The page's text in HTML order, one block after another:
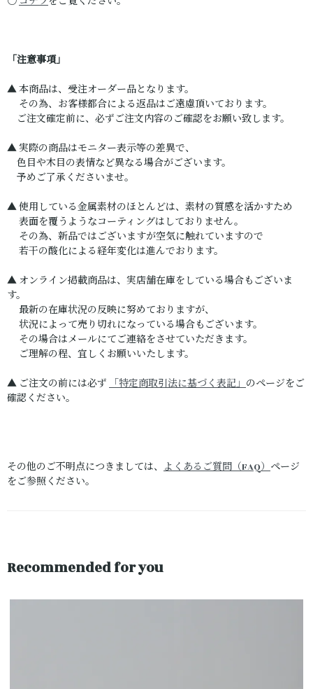
「注意事項」
▲ 本商品は、受注オーダー品となります。
その為、お客様都合による返品はご遠慮頂いております。
ご注文確定前に、必ずご注文内容のご確認をお願い致します。
▲ 実際の商品はモニター表示等の差異で、
色目や木目の表情など異なる場合がございます。
予めご了承くださいませ。
▲ 使用している金属素材のほとんどは、素材の質感を活かすため
表面を覆うようなコーティングはしておりません。
その為、新品ではございますが空気に触れていますので
若干の酸化による経年変化は進んでおります。
▲ オンライン掲載商品は、実店舗在庫をしている場合もございま
す。
最新の在庫状況の反映に努めておりますが、
状況によって売り切れになっている場合もございます。
その場合はメールにてご連絡をさせていただきます。
ご理解の程、宜しくお願いいたします。
▲ ご注文の前には必ず 「特定商取引法に基づく表記」のページをご
確認ください。
その他のご不明点につきましては、 よくあるご質問（FAQ）ページ
をご参照ください。
Recommended for you